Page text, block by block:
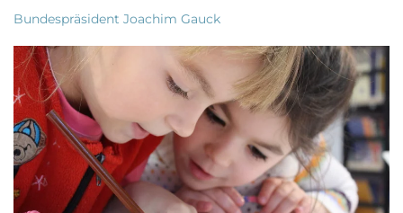
Bundespräsident Joachim Gauck